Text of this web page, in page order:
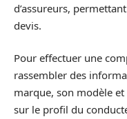
d’assureurs,
devis.
Pour effectuer une
rassembler des
marque, son modèle
sur le profil du